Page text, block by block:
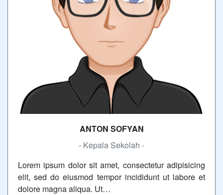
ANTON SOFYAN
- Kepala Sekolah -
Lorem ipsum dolor sit amet, consectetur adipisicing
elit, sed do eiusmod tempor incididunt ut labore et
dolore magna aliqua. Ut…